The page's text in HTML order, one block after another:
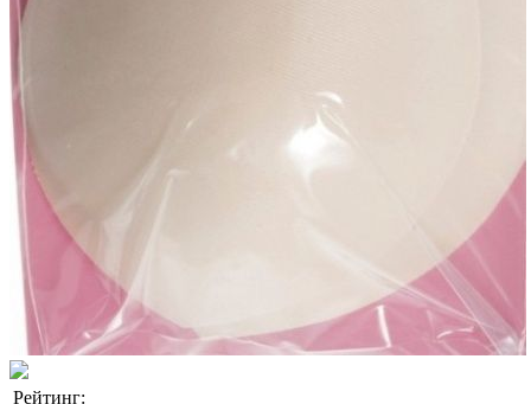
Рейтинг: